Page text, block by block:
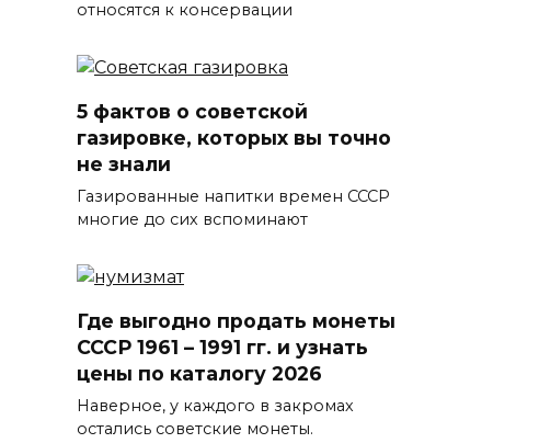
относятся к консервации
5 фактов о советской
газировке, которых вы точно
не знали
Газированные напитки времен СССР
многие до сих вспоминают
Где выгодно продать монеты
СССР 1961 – 1991 гг. и узнать
цены по каталогу 2026
Наверное, у каждого в закромах
остались советские монеты.